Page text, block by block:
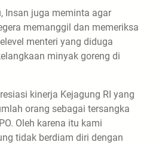
Insan juga meminta agar
memanggil dan memeriksa
menteri yang diduga
minyak goreng di
kinerja Kejagung RI yang
orang sebagai tersangka
Oleh karena itu kami
tidak berdiam diri dengan